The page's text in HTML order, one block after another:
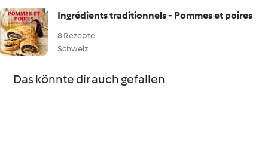
Ingrédients traditionnels - Pommes et poires
8 Rezepte
Schweiz
Das könnte dir auch gefallen